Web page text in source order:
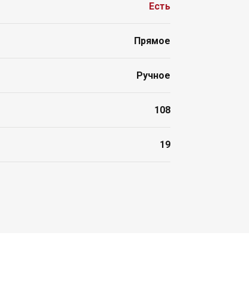
Есть
Прямое
Ручное
108
19